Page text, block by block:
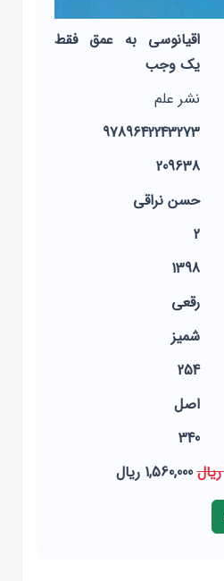
اقیانوسی به عمق فقط
یک وجب
نشر علم
9789642243273
209638
حسن نراقی
2
1398
رقعی
شمیز
254
اصل
340
1,560,000 ریال